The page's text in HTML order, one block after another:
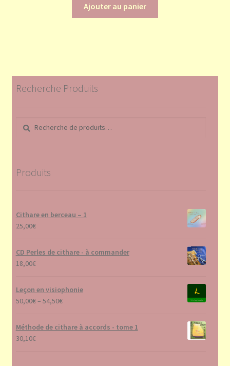
Ajouter au panier
Recherche Produits
Recherche
pour :
Recherche
Produits
Cithare en berceau – 1
25,00€
CD Perles de cithare - à commander
18,00€
Leçon en visiophonie
50,00€– 54,50€
Méthode de cithare à accords - tome 1
30,10€